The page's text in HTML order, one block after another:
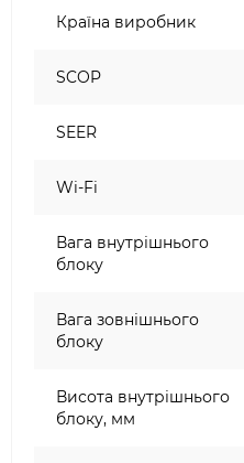
Країна виробник
SCOP
SEER
Wi-Fi
Вага внутрішнього
блоку
Вага зовнішнього
блоку
Висота внутрішнього
блоку, мм